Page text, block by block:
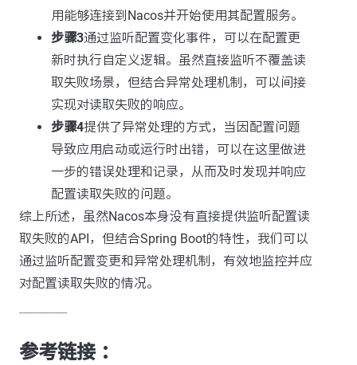
用能够连接到Nacos并开始使用其配置服务。
步骤3通过监听配置变化事件，可以在配置更
新时执行自定义逻辑。虽然直接监听不覆盖读
取失败场景，但结合异常处理机制，可以间接
实现对读取失败的响应。
步骤4提供了异常处理的方式，当因配置问题
导致应用启动或运行时出错，可以在这里做进
一步的错误处理和记录，从而及时发现并响应
配置读取失败的问题。
综上所述，虽然Nacos本身没有直接提供监听配置读
取失败的API，但结合Spring Boot的特性，我们可以
通过监听配置变更和异常处理机制，有效地监控并应
对配置读取失败的情况。
---------------
参考链接 ：